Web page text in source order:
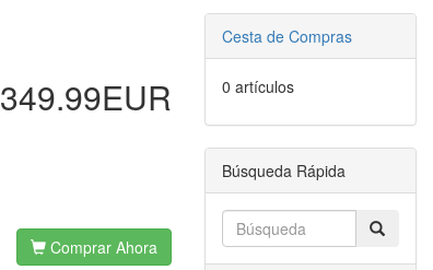
349.99EUR
Comprar Ahora
Cesta de Compras
0 artículos
Búsqueda Rápida